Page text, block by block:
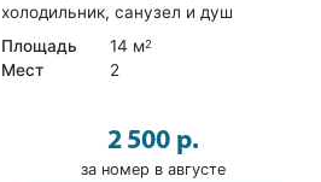
холодильник, санузел и душ
Площадь
14 м2
Мест 2
2 500 р.
за номер в августе